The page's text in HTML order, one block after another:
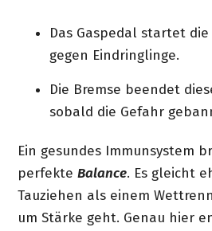
Das Gaspedal startet
gegen Eindringlinge.
Die Bremse beendet
sobald die Gefahr
Ein gesundes Immunsystem
perfekte Balance. Es gleicht
Tauziehen als einem
um Stärke geht. Genau hier